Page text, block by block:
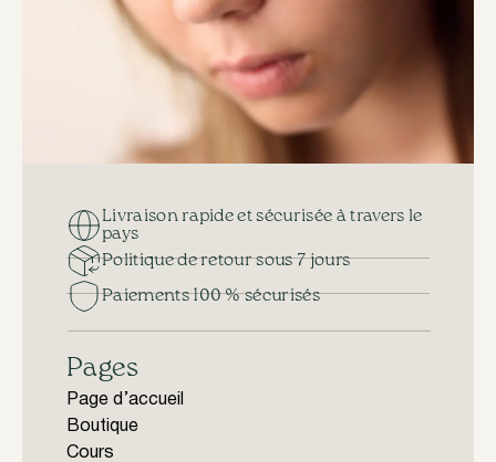
Livraison rapide et sécurisée à travers le
pays
Politique de retour sous 7 jours
Paiements 100 % sécurisés
Pages
Page d’accueil
Boutique
Cours